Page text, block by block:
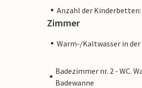
Anzahl der Kinderbetten:
Zimmer
Warm-/Kaltwasser in der
Badezimmer nr. 2 - WC.
Badewanne